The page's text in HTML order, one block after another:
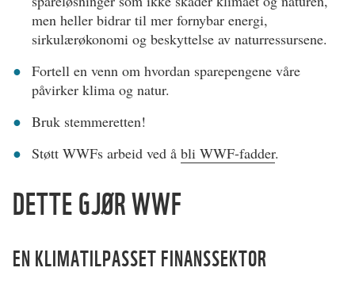
men heller bidrar til mer fornybar energi,
sirkulærøkonomi og beskyttelse av naturressursene.
Fortell en venn om hvordan sparepengene våre
påvirker klima og natur.
Bruk stemmeretten!
Støtt WWFs arbeid ved å bli WWF-fadder.
DETTE GJØR WWF
EN KLIMATILPASSET FINANSSEKTOR